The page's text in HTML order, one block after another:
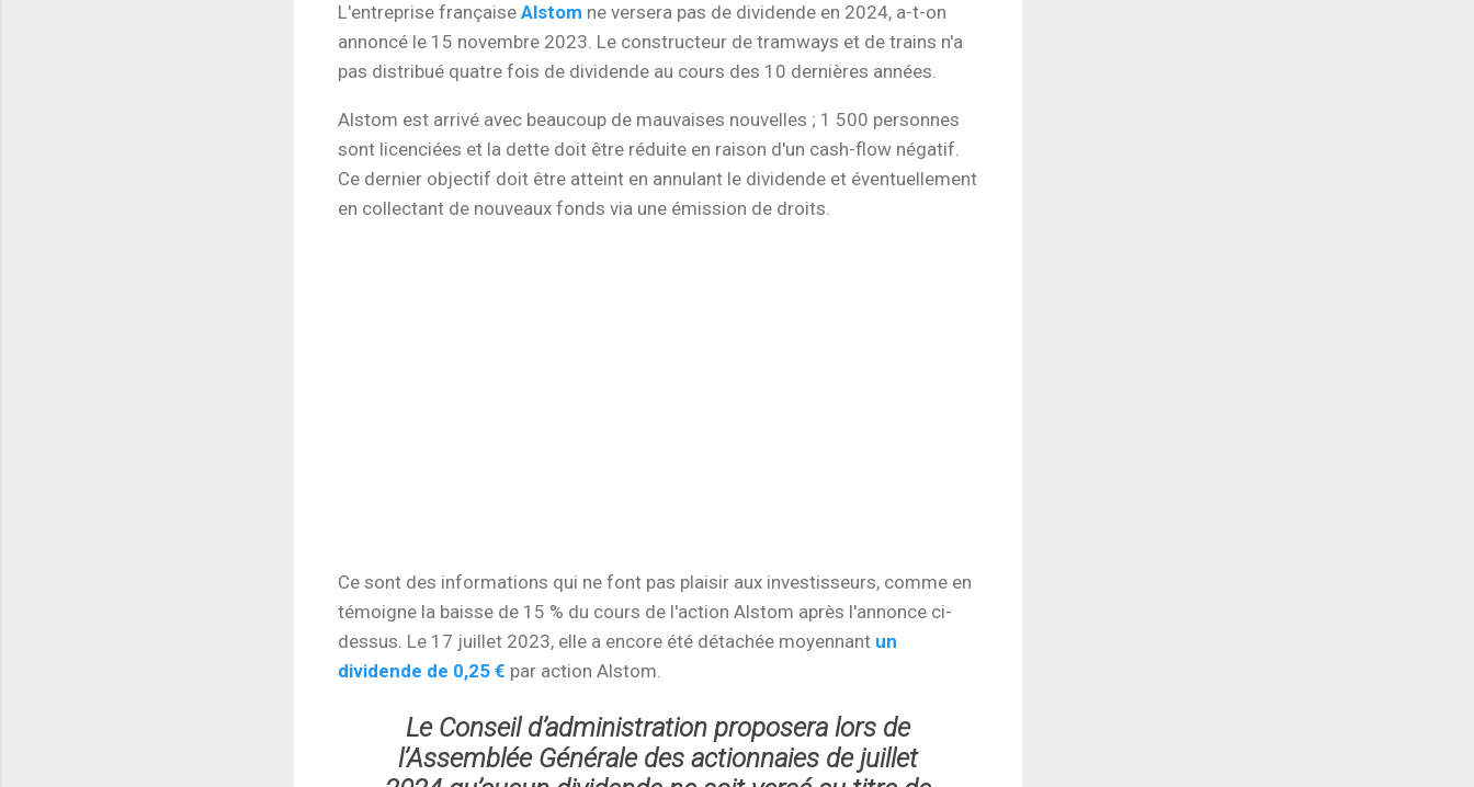
L'entreprise française Alstom ne versera pas de dividende en 2024, a-t-on
annoncé le 15 novembre 2023. Le constructeur de tramways et de trains n'a
pas distribué quatre fois de dividende au cours des 10 dernières années.
Alstom est arrivé avec beaucoup de mauvaises nouvelles ; 1 500 personnes
sont licenciées et la dette doit être réduite en raison d'un cash-flow négatif.
Ce dernier objectif doit être atteint en annulant le dividende et éventuellement
en collectant de nouveaux fonds via une émission de droits.
Ce sont des informations qui ne font pas plaisir aux investisseurs, comme en
témoigne la baisse de 15 % du cours de l'action Alstom après l'annonce ci-
dessus. Le 17 juillet 2023, elle a encore été détachée moyennant un
dividende de 0,25 € par action Alstom.
Le Conseil d’administration proposera lors de
l’Assemblée Générale des actionnaies de juillet